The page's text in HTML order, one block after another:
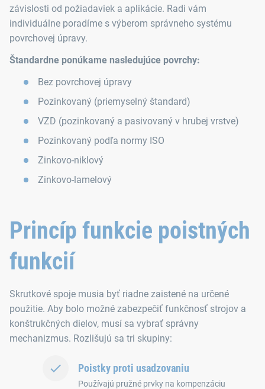
závislosti od požiadaviek a aplikácie. Radi vám
individuálne poradíme s výberom správneho systému
povrchovej úpravy.
Štandardne ponúkame nasledujúce povrchy:
Bez povrchovej úpravy
Pozinkovaný (priemyselný štandard)
VZD (pozinkovaný a pasivovaný v hrubej vrstve)
Pozinkovaný podľa normy ISO
Zinkovo-niklový
Zinkovo-lamelový
Princíp funkcie poistných
funkcií
Skrutkové spoje musia byť riadne zaistené na určené
použitie. Aby bolo možné zabezpečiť funkčnosť strojov a
konštrukčných dielov, musí sa vybrať správny
mechanizmus. Rozlišujú sa tri skupiny:
Poistky proti usadzovaniu
Používajú pružné prvky na kompenzáciu